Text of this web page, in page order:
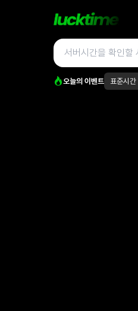
오늘의 이벤트 표준시간